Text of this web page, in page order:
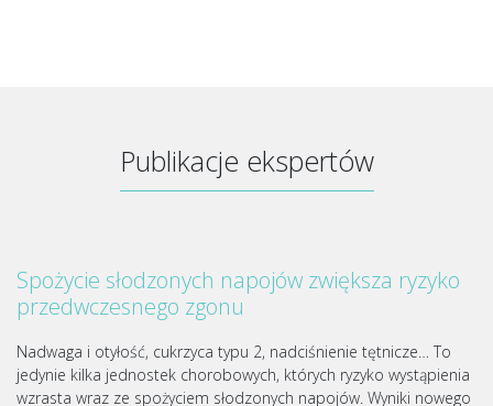
Publikacje ekspertów
Spożycie słodzonych napojów zwiększa ryzyko
przedwczesnego zgonu
Nadwaga i otyłość, cukrzyca typu 2, nadciśnienie tętnicze… To
jedynie kilka jednostek chorobowych, których ryzyko wystąpienia
wzrasta wraz ze spożyciem słodzonych napojów. Wyniki nowego